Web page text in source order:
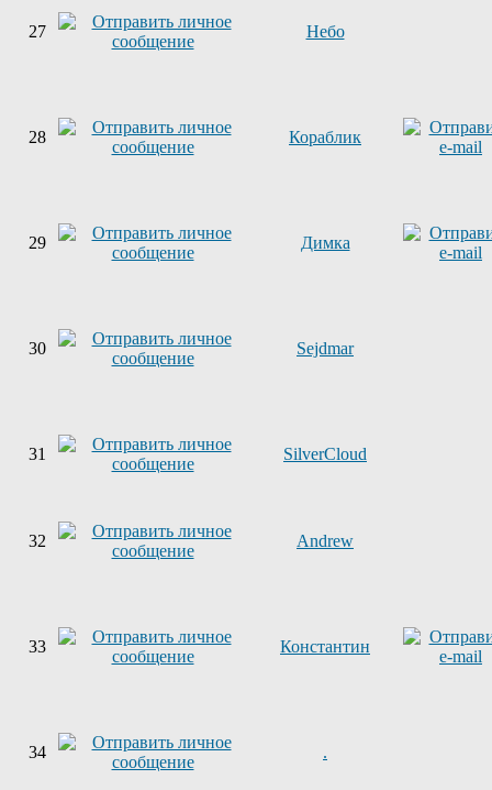
27 Небо
28 Кораблик
29 Димка
30 Sejdmar
31 SilverCloud
32 Andrew
33 Константин
34 .